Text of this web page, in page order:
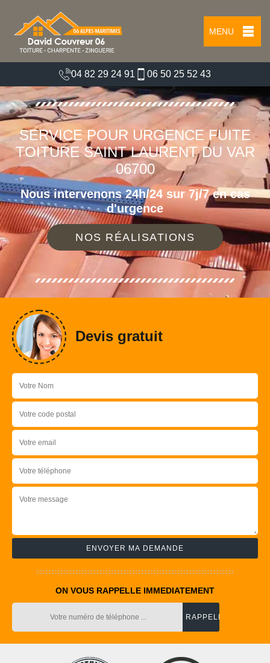
MENU
04 82 29 24 91 06 50 25 52 43
SERVICE POUR URGENCE FUITE
TOITURE SAINT LAURENT DU VAR
06700
Nous intervenons 24h/24 sur 7j/7 en cas
d'urgence
NOS RÉALISATIONS
Devis gratuit
ON VOUS RAPPELLE IMMEDIATEMENT